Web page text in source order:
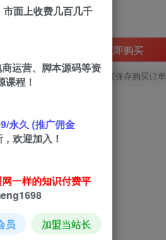
立即购买
未登录！建议登陆后购买，可保存购买订单
的，
过原创实
面上收费几百几千
运营、脚本源码等资
程！
永久 (推广佣金
欢迎加入！
一样的知识付费平
员 加盟当站长